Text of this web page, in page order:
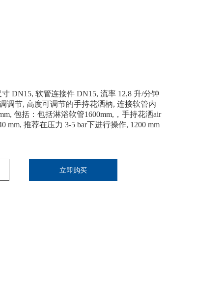
DN15, 软管连接件 DN15, 流率 12,8 升/分钟
调节, 高度可调节的手持花洒柄, 连接软管内
包括：包括淋浴软管1600mm,，手持花洒air
mm, 推荐在压力 3-5 bar下进行操作, 1200 mm
立即购买